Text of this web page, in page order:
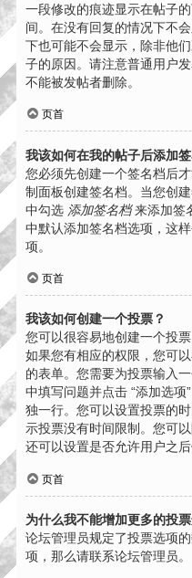
一段修改的痕迹显示在帖子
间。在没有回复的情况下不
下也可能不会显示，除非他
子的原因。请注意普通用户
不能被发帖者删除。
页首
我该如何在我的帖子后添加签
您必须先创建一个签名档后
制面板创建签名档。当您创
中勾选 添加签名档来添加签
中默认添加签名档选项，这
项。
页首
我该如何创建一个投票？
您可以很容易地创建一个投
如果您有相应的权限，您可
的表单。您需要为投票输入
中填写问题并点击 “添加选
独一行。您可以设置投票的
示投票没有时间限制。您可
还可以设置是否允许用户之后
页首
为什么我不能增加更多的投票
论坛管理员规定了投票选项
项，那么请联系论坛管理员。